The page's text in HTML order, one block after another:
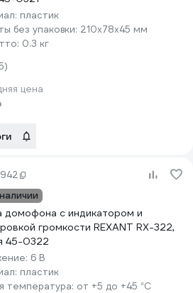
пластик
без упаковки: 210х78х45 мм
0.3 кг
цена
домофона с индикатором и
громкости REXANT RX-322,
45-0322
6 В
пластик
температура: от +5 до +45 °С